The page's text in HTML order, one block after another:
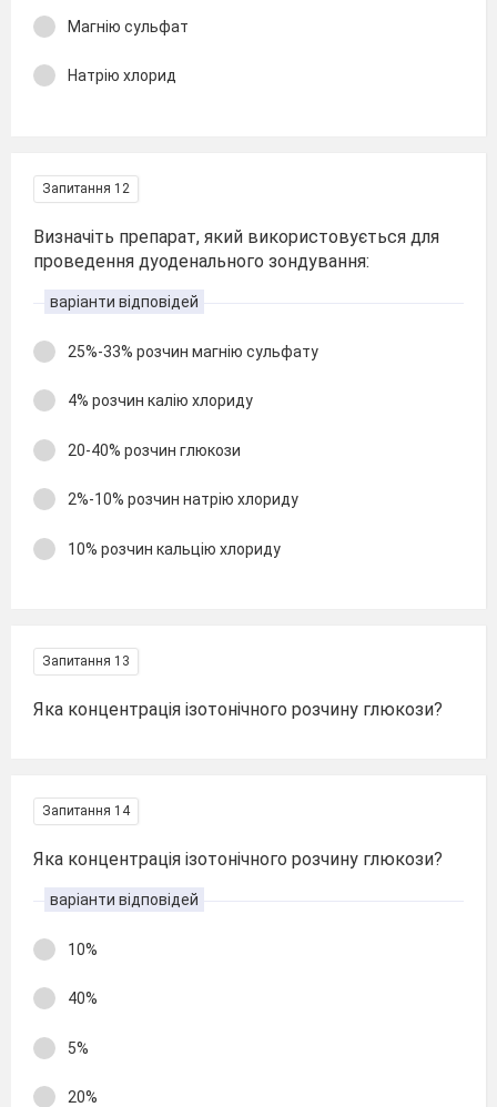
Магнію сульфат
Натрію хлорид
Запитання 12
Визначіть препарат, який використовується для
проведення дуоденального зондування:
варіанти відповідей
25%-33% розчин магнію сульфату
4% розчин калію хлориду
20-40% розчин глюкози
2%-10% розчин натрію хлориду
10% розчин кальцію хлориду
Запитання 13
Яка концентрація ізотонічного розчину глюкози?
Запитання 14
Яка концентрація ізотонічного розчину глюкози?
варіанти відповідей
10%
40%
5%
20%